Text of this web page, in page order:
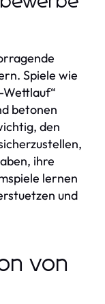
Spiele wie
Wettlauf“
betonen
den
ihre
lernen
und
von